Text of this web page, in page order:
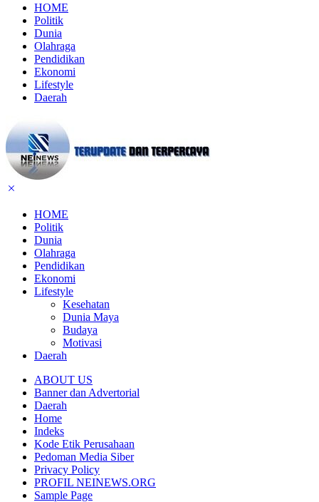
HOME
Politik
Dunia
Olahraga
Pendidikan
Ekonomi
Lifestyle
Daerah
HOME
Politik
Dunia
Olahraga
Pendidikan
Ekonomi
Lifestyle
Kesehatan
Dunia Maya
Budaya
Motivasi
Daerah
ABOUT US
Banner dan Advertorial
Daerah
Home
Indeks
Kode Etik Perusahaan
Pedoman Media Siber
Privacy Policy
PROFIL NEINEWS.ORG
Sample Page